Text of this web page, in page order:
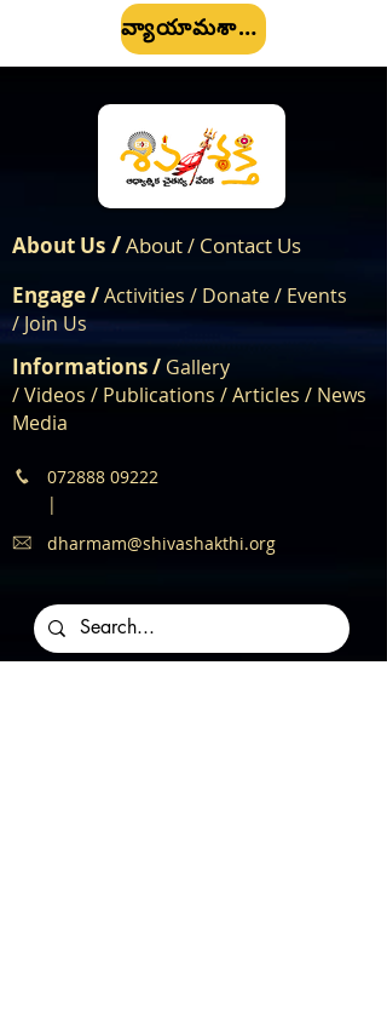
వ్యాయామశాల నమోదు
About Us /About/ Contact Us
Engage /Activities / Donate / Events
/ Join Us
Informations / Gallery
/Videos / Publications /Articles / News
Media
072888 09222
|
dharmam@shivashakthi.org